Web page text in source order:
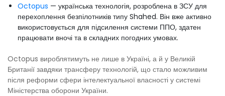
Octopus — українська технологія, розроблена в ЗСУ для
перехоплення безпілотників типу Shahed. Він вже активно
використовується для підсилення системи ППО, здатен
працювати вночі та в складних погодних умовах.
Octopus вироблятимуть не лише в Україні, а й у Великій
Британії завдяки трансферу технологій, що стало можливим
після реформи сфери інтелектуальної власності у системі
Міністерства оборони України.